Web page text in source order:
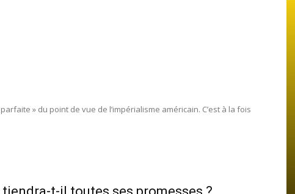
» du point de vue de l’impérialisme américain. C’est à la fois